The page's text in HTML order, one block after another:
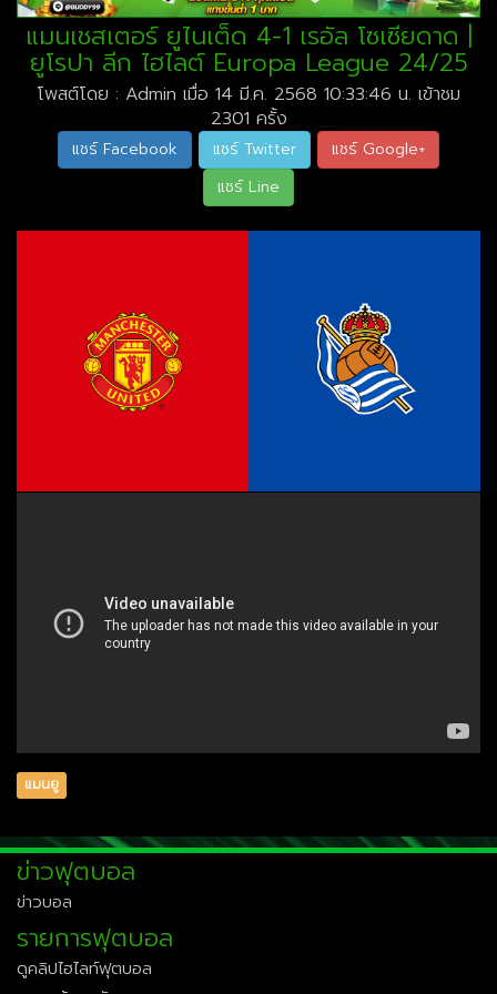
แมนเชสเตอร์ ยูไนเต็ด 4-1 เรอัล โซเซียดาด |
ยูโรปา ลีก ไฮไลต์ Europa League 24/25
โพสต์โดย : Admin เมื่อ 14 มี.ค. 2568 10:33:46 น. เข้าชม
2301 ครั้ง
แชร์ Facebook แชร์ Twitter
แชร์ Google+
แชร์ Line
แมนยู
ข่าวฟุตบอล
ข่าวบอล
รายการฟุตบอล
ดูคลิปไฮไลท์ฟุตบอล